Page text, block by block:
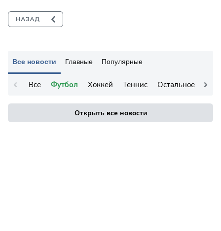
Все новости Главные Популярные
Все Футбол Хоккей Теннис Остальное
Открыть все новости